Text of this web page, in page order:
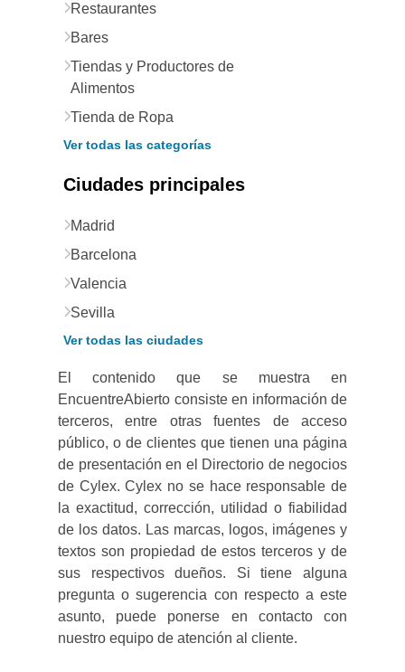
Restaurantes
Bares
Tiendas y Productores de
Alimentos
Tienda de Ropa
Ver todas las categorías
Ciudades principales
Madrid
Barcelona
Valencia
Sevilla
Ver todas las ciudades
El contenido que se muestra en
EncuentreAbierto consiste en información de
terceros, entre otras fuentes de acceso
público, o de clientes que tienen una página
de presentación en el Directorio de negocios
de Cylex. Cylex no se hace responsable de
la exactitud, corrección, utilidad o fiabilidad
de los datos. Las marcas, logos, imágenes y
textos son propiedad de estos terceros y de
sus respectivos dueños. Si tiene alguna
pregunta o sugerencia con respecto a este
asunto, puede ponerse en contacto con
nuestro equipo de atención al cliente.